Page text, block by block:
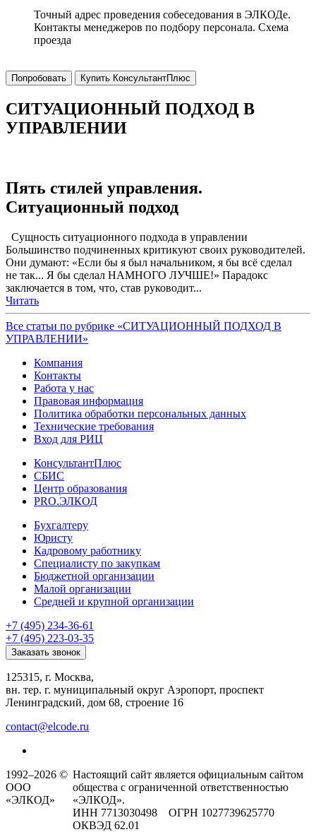
Точный адрес проведения собеседования в ЭЛКОДе.
Контакты менеджеров по подбору персонала. Схема
проезда
Попробовать Купить КонсультантПлюс
СИТУАЦИОННЫЙ ПОДХОД В
УПРАВЛЕНИИ
Пять стилей управления.
Ситуационный подход
Сущность ситуационного подхода в управлении
Большинство подчиненных критикуют своих руководителей.
Они думают: «Если бы я был начальником, я бы всё сделал
не так... Я бы сделал НАМНОГО ЛУЧШЕ!» Парадокс
заключается в том, что, став руководит...
Читать
Все статьи по рубрике «СИТУАЦИОННЫЙ ПОДХОД В
УПРАВЛЕНИИ»
Компания
Контакты
Работа у нас
Правовая информация
Политика обработки персональных данных
Технические требования
Вход для РИЦ
КонсультантПлюс
СБИС
Центр образования
PRO.ЭЛКОД
Бухгалтеру
Юристу
Кадровому работнику
Специалисту по закупкам
Бюджетной организации
Малой организации
Средней и крупной организации
+7 (495) 234-36-61
+7 (495) 223-03-35
Заказать звонок
125315, г. Москва,
вн. тер. г. муниципальный округ Аэропорт, проспект
Ленинградский, дом 68, строение 16
contact@elcode.ru
1992–2026 ©
ООО
«ЭЛКОД»
Настоящий сайт является официальным сайтом
общества с ограниченной ответственностью
«ЭЛКОД».
ИНН 7713030498 ОГРН 1027739625770
ОКВЭД 62.01